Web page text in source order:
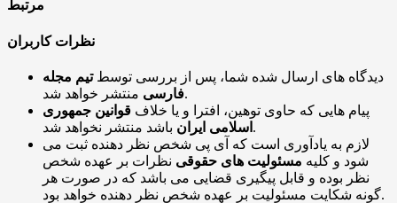
مرتبط
نظرات کاربران
دیدگاه های ارسال شده شما، پس از بررسی توسطتیم مجله
فارسیمنتشر خواهد شد.
پیام هایی که حاوی توهین، افترا و یا خلاف قوانین جمهوری
اسلامی ایران باشد منتشر نخواهد شد.
لازم به یادآوری است که آی پی شخص نظر دهنده ثبت می
شود و کلیه مسئولیت های حقوقی نظرات بر عهده شخص
نظر بوده و قابل پیگیری قضایی می باشد که در صورت هر
گونه شکایت مسئولیت بر عهده شخص نظر دهنده خواهد بود.